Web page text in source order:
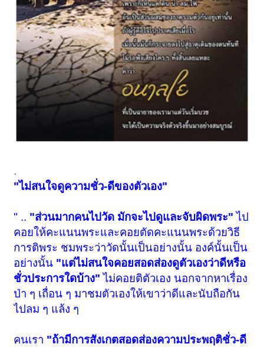
.
"ไม่สนใจดูความชั่ว-ดีของตัวเอง"
" .. "ส่วนมากคนไปวัด มักจะไปดูและจับผิดพระ" ไป
คอยให้คะแนนพระและคอยตัดคะแนนพระด้วยวิธี
การติพระ ชมพระว่าวัดนั้นเป็นอย่างนั้น องค์นั้นเป็น
อย่างนั้น "แต่ไม่สนใจคอยสอดส่องดูตัวเองว่าดีหรือ
ชั่วประการใดบ้าง" ไม่คอยติตัวเอง นอกจากหาเรื่อง
ป่า ๆ เถื่อน ๆ มาชมตัวเองให้เขาว่าดีและนับถือกัน
ไปลม ๆ แล้ง ๆ
คนเรา "ถ้ามีการสังเกตสอดส่องความประพฤติชั่ว-ดี